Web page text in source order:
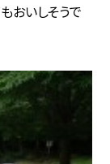
おいしそうで